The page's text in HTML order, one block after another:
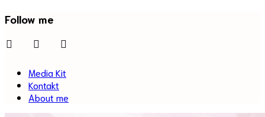
Follow me
twitter instagram
Media Kit
Kontakt
About me